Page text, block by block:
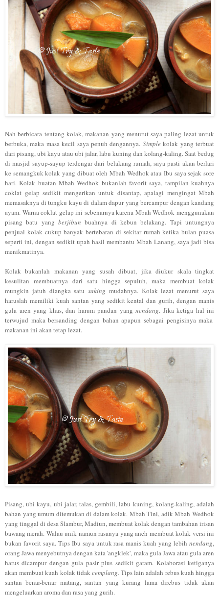
Nah berbicara tentang kolak, makanan yang menurut sayapaling lezat untuk
berbuka, maka masa kecil saya penuh dengannya. Simplekolak yang terbuat
dari pisang, ubi kayu atau ubi jalar, labu kuning dan kolang-kaling. Saat bedug
di masjid sayup-sayup terdengar dari belakang rumah, saya pasti akan berlari
ke semangkuk kolak yang dibuat oleh Mbah Wedhokatau Ibu saya sejak sore
hari.Kolak buatan Mbah Wedhok bukanlah favorit saya, tampilan kuahnya
coklat gelap sedikit mengerikan untuk disantap, apalagi mengingat Mbah
memasaknya di tungku kayu di dalam dapur yang bercampur dengan kandang
ayam. Warna coklat gelap ini sebenarnya karena Mbah Wedhok menggunakan
pisang batu yang berjibunbuahnya di kebun belakang. Tapi untungnya
penjual kolak cukup banyak bertebaran di sekitar rumah ketika bulan puasa
seperti ini, dengan sedikit upah hasil membantu Mbah Lanang, saya jadi bisa
menikmatinya.
Kolak bukanlah makananyang susah dibuat, jika diukur skalatingkat
kesulitan membuatnya dari satu hingga sepuluh, maka membuat kolak
mungkin jatuh diangka satu saking mudahnya.Kolak lezat menurut saya
haruslah memiliki kuah santan yang sedikit kental dan gurih, dengan manis
gula aren yang khas, dan harum pandan yang nendang. Jika ketiga hal ini
terwujud makabersanding dengan bahan apapun sebagai pengisinya maka
makanan ini akan tetap lezat.
Pisang, ubi kayu, ubi jalar, talas, gembili, labu kuning, kolang-kaling, adalah
bahan yang umum ditemukan di dalam kolak. Mbah Tini, adik Mbah Wedhok
yang tinggal di desa Slambur, Madiun, membuat kolak dengan tambahan irisan
bawang merah. Walau unik namun rasanya yang aneh membuat kolak versi ini
bukan favorit saya. Tips Ibu saya untuk rasa manis kuahyang lebih nendang,
orang Jawa menyebutnya dengankata 'angklek', maka gula Jawa atau gula aren
harus dicampur dengan gula pasir plus sedikit garam. Kolaborasi ketiganya
akan membuat kuah kolak tidakcemplang. Tips lain adalah rebuskuah hingga
santan benar-benar matang, santan yang kurang lama direbus tidak akan
mengeluarkan aromadan rasa yang gurih.